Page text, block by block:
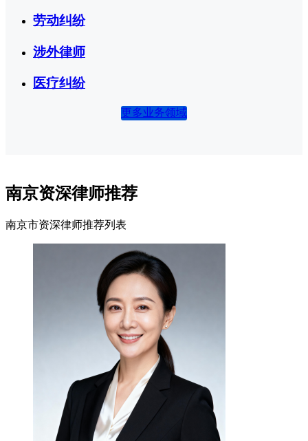
劳动纠纷
涉外律师
医疗纠纷
更多业务领域
南京资深律师推荐
南京市资深律师推荐列表